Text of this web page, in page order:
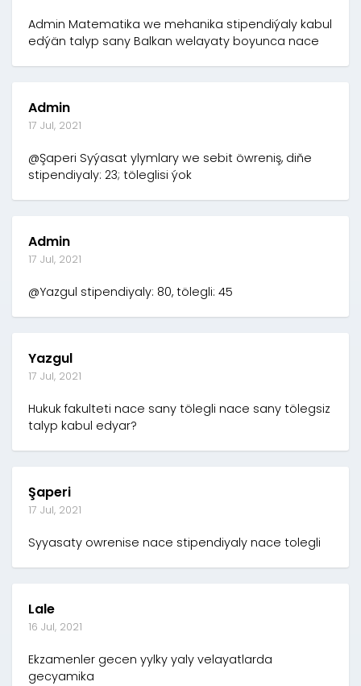
Admin Matematika we mehanika stipendiýaly kabul
edýän talyp sany Balkan welayaty boyunca nace
Admin
17 Jul, 2021
@Şaperi Syýasat ylymlary we sebit öwreniş, diňe
stipendiyaly: 23; töleglisi ýok
Admin
17 Jul, 2021
@Yazgul stipendiyaly: 80, tölegli: 45
Yazgul
17 Jul, 2021
Hukuk fakulteti nace sany tölegli nace sany tölegsiz
talyp kabul edyar?
Şaperi
17 Jul, 2021
Syyasaty owrenise nace stipendiyaly nace tolegli
Lale
16 Jul, 2021
Ekzamenler gecen yylky yaly velayatlarda
gecyamika